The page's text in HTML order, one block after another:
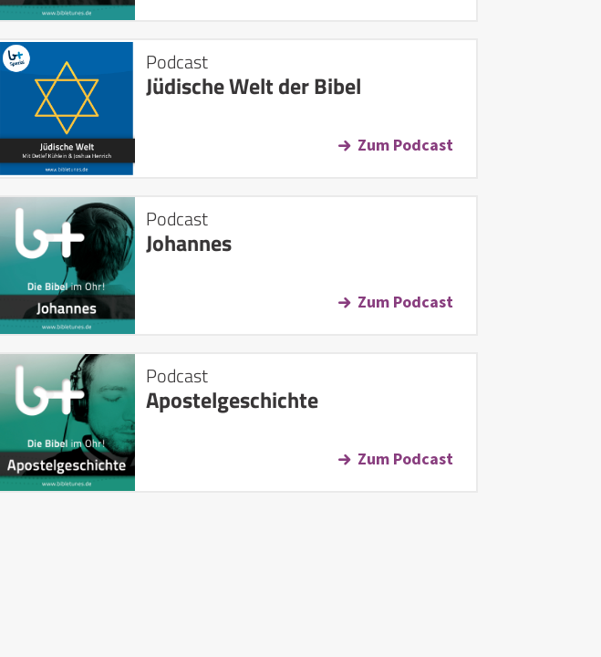
Podcast
Jüdische Welt der Bibel
Zum Podcast
Podcast
Johannes
Zum Podcast
Podcast
Apostelgeschichte
Zum Podcast